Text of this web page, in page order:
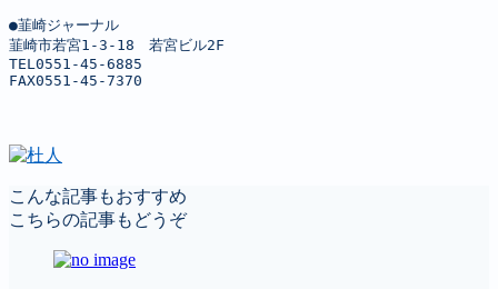
●韮崎ジャーナル
韮崎市若宮1-3-18　若宮ビル2F
TEL0551-45-6885
FAX0551-45-7370
こんな記事もおすすめ
こちらの記事もどうぞ